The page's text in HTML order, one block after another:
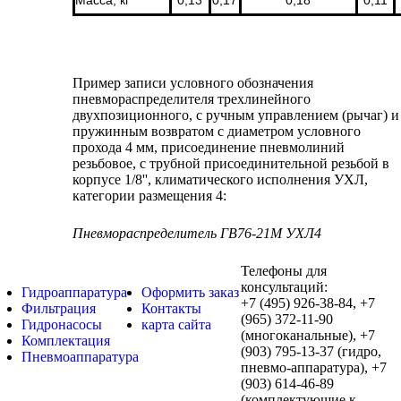
Пример записи условного обозначения
пневмораспределителя трехлинейного
двухпозиционного, с ручным управлением (рычаг) и
пружинным возвратом с диаметром условного
прохода 4 мм, присоединение пневмолиний
резьбовое, с трубной присоединительной резьбой в
корпусе 1/8'', климатического исполнения УХЛ,
категории размещения 4:
Пневмораспределитель ГВ76-21М УХЛ4
Гидроаппаратура
Фильтрация
Гидронасосы
Комплектация
Пневмоаппаратура
Оформить заказ
Контакты
карта сайта
Телефоны для
консультаций:
+7 (495) 926-38-84, +7
(965) 372-11-90
(многоканальные), +7
(903) 795-13-37 (гидро,
пневмо-аппаратура), +7
(903) 614-46-89